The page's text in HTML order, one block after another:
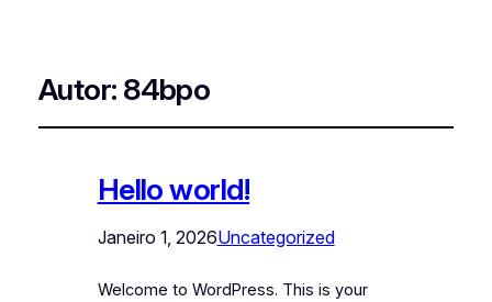
Autor: 84bpo
Hello world!
Janeiro 1, 2026Uncategorized
Welcome to WordPress. This is your